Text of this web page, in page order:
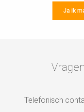
Ja ik
Telefonisch